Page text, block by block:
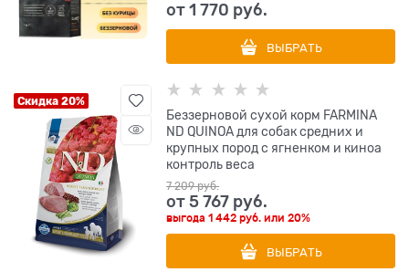
от1 770 руб.
ВЫБРАТЬ
Скидка 20%
Беззерновой cухой корм FARMINA
ND QUINOA для собак средних и
крупных пород с ягненком и киноа
контроль веса
7 209 руб.
от5 767 руб.
выгода1 442 руб. или20%
ВЫБРАТЬ